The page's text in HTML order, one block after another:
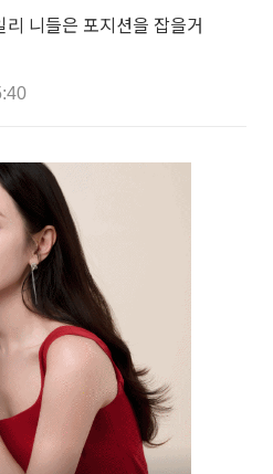
리 니들은 포지션을 잡을거